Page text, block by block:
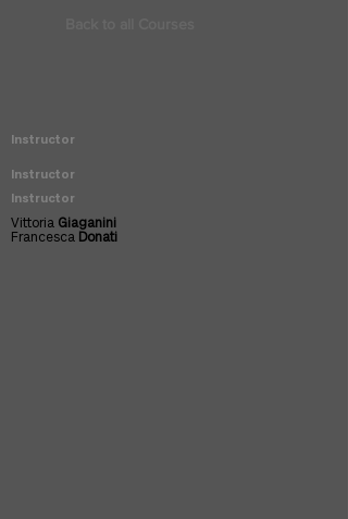
Instructor
Instructor
Instructor
Vittoria Giaganini
Francesca Donati